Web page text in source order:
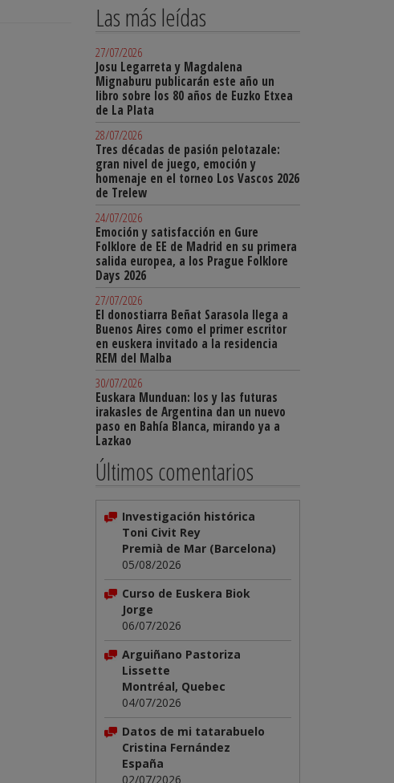
Las más leídas
27/07/2026
Josu Legarreta y Magdalena
Mignaburu publicarán este año un
libro sobre los 80 años de Euzko Etxea
de La Plata
28/07/2026
Tres décadas de pasión pelotazale:
gran nivel de juego, emoción y
homenaje en el torneo Los Vascos 2026
de Trelew
24/07/2026
Emoción y satisfacción en Gure
Folklore de EE de Madrid en su primera
salida europea, a los Prague Folklore
Days 2026
27/07/2026
El donostiarra Beñat Sarasola llega a
Buenos Aires como el primer escritor
en euskera invitado a la residencia
REM del Malba
30/07/2026
Euskara Munduan: los y las futuras
irakasles de Argentina dan un nuevo
paso en Bahía Blanca, mirando ya a
Lazkao
Últimos comentarios
Investigación histórica
Toni Civit Rey
Premià de Mar (Barcelona)
05/08/2026
Curso de Euskera Biok
Jorge
06/07/2026
Arguiñano Pastoriza
Lissette
Montréal, Quebec
04/07/2026
Datos de mi tatarabuelo
Cristina Fernández
España
02/07/2026